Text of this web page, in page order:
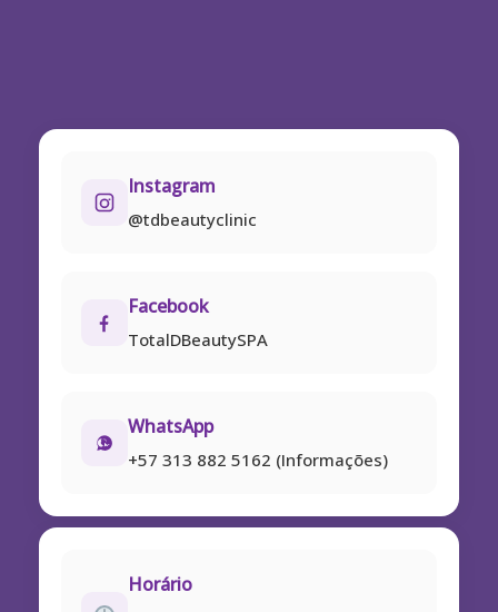
Instagram
@tdbeautyclinic
Facebook
TotalDBeautySPA
WhatsApp
+57 313 882 5162 (Informações)
Horário